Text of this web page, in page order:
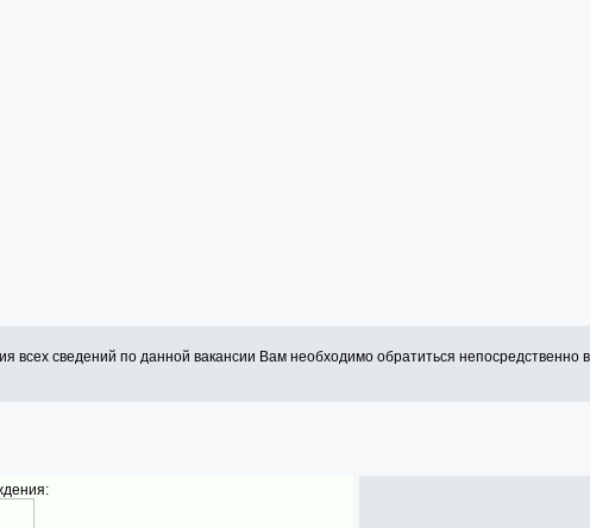
всех сведений по данной вакансии Вам необходимо обратиться